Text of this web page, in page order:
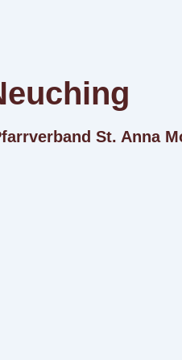
St. Anna